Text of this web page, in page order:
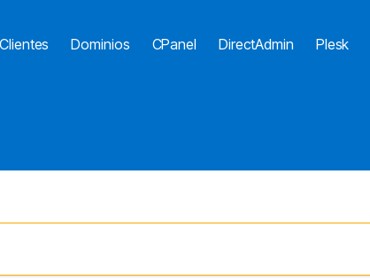
Dominios CPanel DirectAdmin Plesk